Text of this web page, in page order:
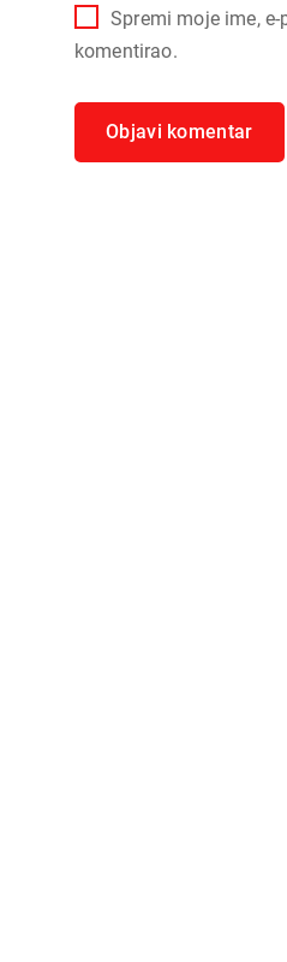
Spremi moje ime,
komentirao.